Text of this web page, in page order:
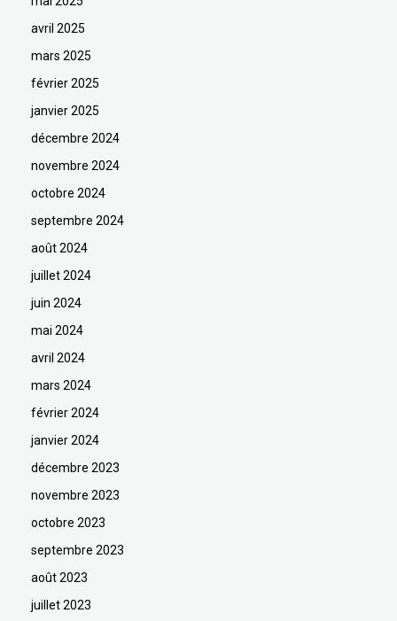
avril 2025
mars 2025
février 2025
janvier 2025
décembre 2024
novembre 2024
octobre 2024
septembre 2024
août 2024
juillet 2024
juin 2024
mai 2024
avril 2024
mars 2024
février 2024
janvier 2024
décembre 2023
novembre 2023
octobre 2023
septembre 2023
août 2023
juillet 2023